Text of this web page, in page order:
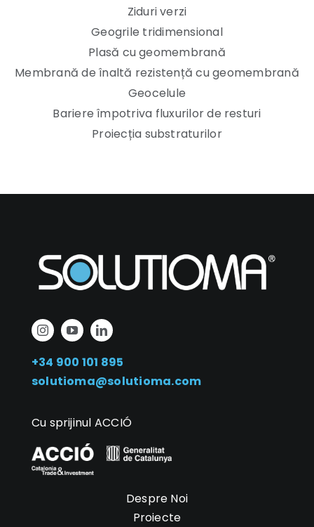
Ziduri verzi
Geogrile tridimensional
Plasă cu geomembrană
Membrană de înaltă rezistență cu geomembrană
Geocelule
Bariere împotriva fluxurilor de resturi
Proiecția substraturilor
+34 900 101 895
solutioma@solutioma.com
Cu sprijinul ACCIÓ
Despre Noi
Proiecte